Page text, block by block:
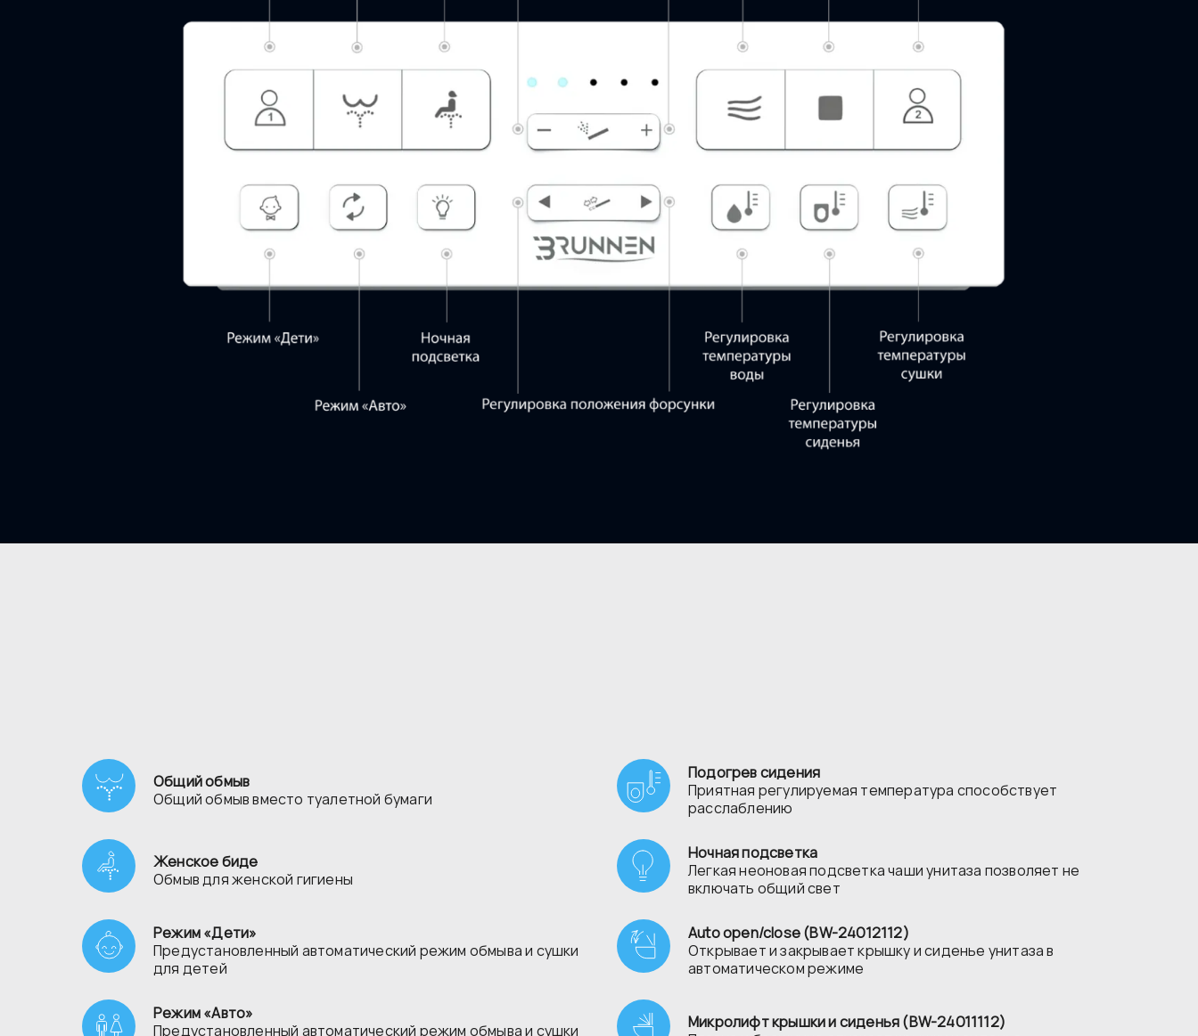
Общий обмыв
Общий обмыв вместо туалетной бумаги
Женское биде
Обмыв для женской гигиены
Режим «Дети»
Предустановленный автоматический режим обмыва и сушки
для детей
Режим «Авто»
Предустановленный автоматический режим обмыва и сушки
Подогрев сидения
Приятная регулируемая температура способствует
расслаблению
Ночная подсветка
Легкая неоновая подсветка чаши унитаза позволяет не
включать общий свет
Auto open/close (BW-24012112)
Открывает и закрывает крышку и сиденье унитаза в
автоматическом режиме
Микролифт крышки и сиденья (BW-24011112)